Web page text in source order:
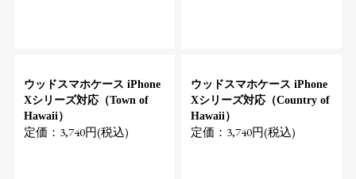
ウッドスマホケース iPhone
Xシリーズ対応（Town of
Hawaii）
定価：3,740円(税込)
ウッドスマホケース iPhone
Xシリーズ対応（Country of
Hawaii）
定価：3,740円(税込)